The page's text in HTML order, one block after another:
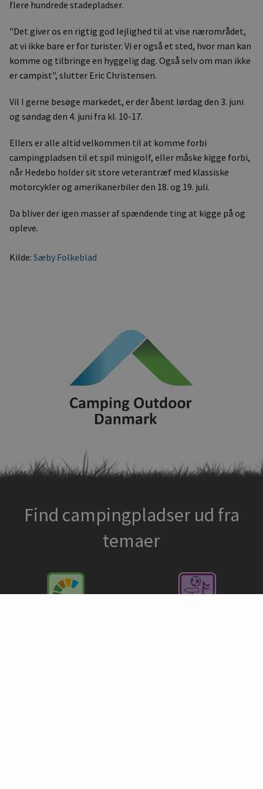
flere hundrede stadepladser.
"Det giver os en rigtig god lejlighed til at vise nærområdet,
at vi ikke bare er for turister. Vi er også et sted, hvor man kan
komme og tilbringe en hyggelig dag. Også selv om man ikke
er campist", slutter Eric Christensen.
Vil I gerne besøge markedet, er der åbent lørdag den 3. juni
og søndag den 4. juni fra kl. 10-17.
Ellers er alle altid velkommen til at komme forbi
campingpladsen til et spil minigolf, eller måske kigge forbi,
når Hedebo holder sit store veterantræf med klassiske
motorcykler og amerikanerbiler den 18. og 19. juli.
Da bliver der igen masser af spændende ting at kigge på og
opleve.
Kilde: Sæby Folkeblad
Find campingpladser ud fra
temaer